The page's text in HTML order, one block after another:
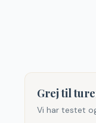
Grej til
Vi har testet